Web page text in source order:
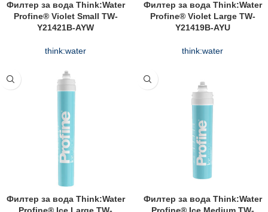
Филтер за вода Think:Water
Profine® Violet Small TW-
Y21421B-AYW
think:water
Филтер за вода Think:Water
Profine® Violet Large TW-
Y21419B-AYU
think:water
Филтер за вода Think:Water
Филтер за вода Think:Water